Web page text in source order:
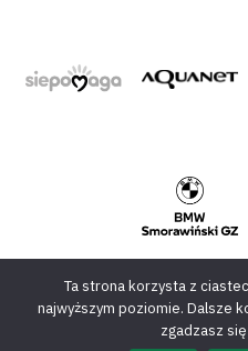
Ta strona korzysta z
najwyższym poziomie. Dalsze
zgadzasz